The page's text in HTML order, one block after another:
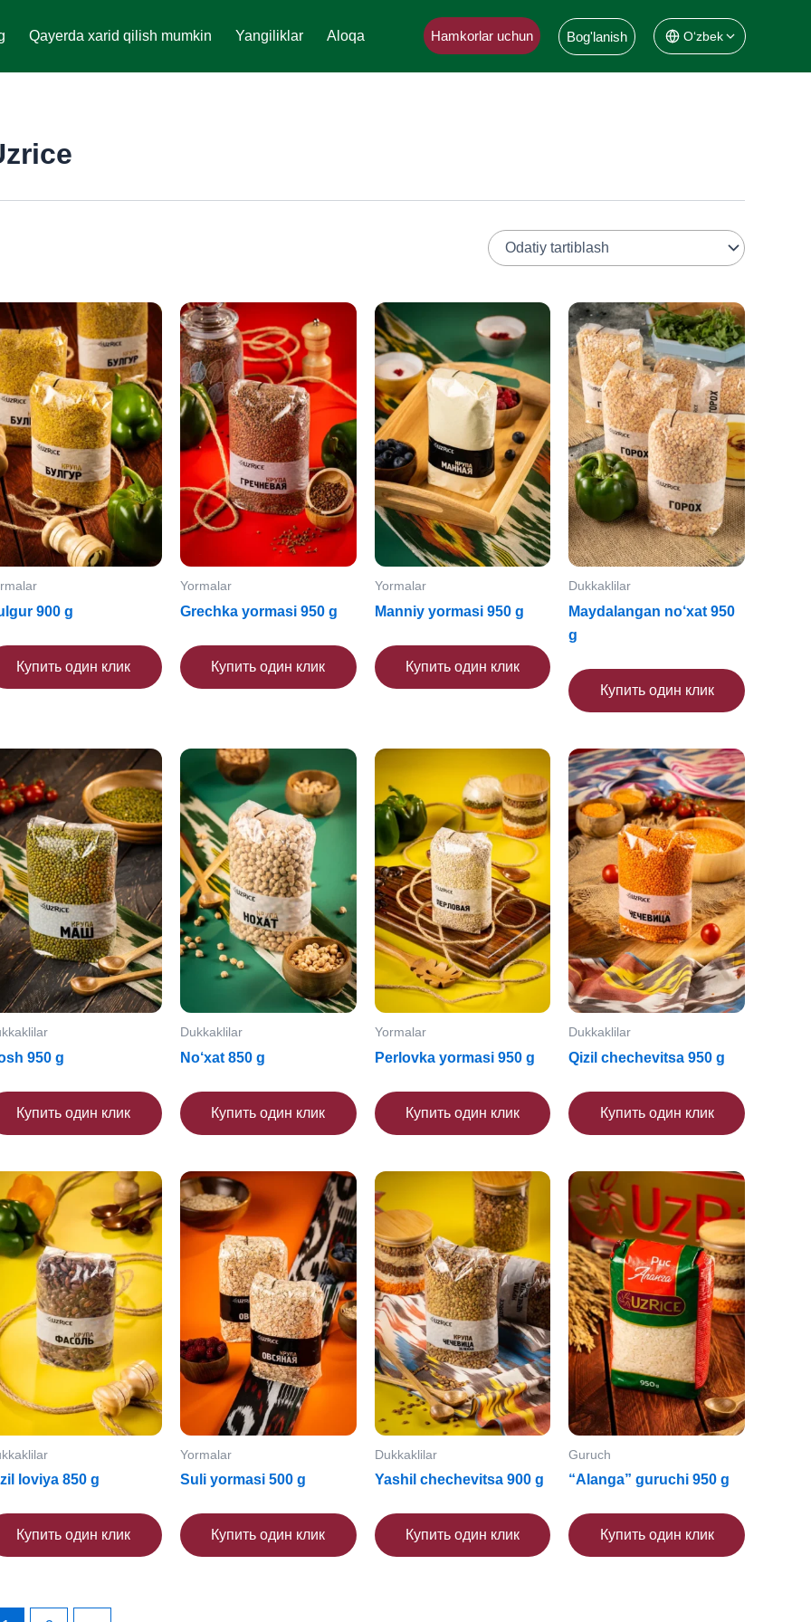
Qayerda xarid qilish mumkin Yangiliklar Aloqa Hamkorlar uchun Bog'lanish Oʻzbek
900 g
Купить один клик
Yormalar
Grechka yormasi 950 g
Купить один клик
Yormalar
Manniy yormasi 950 g
Купить один клик
Dukkaklilar
Maydalangan no‘xat 950
g
Купить один клик
950 g
Купить один клик
Dukkaklilar
No‘xat 850 g
Купить один клик
Yormalar
Perlovka yormasi 950 g
Купить один клик
Dukkaklilar
Qizil chechevitsa 950 g
Купить один клик
loviya 850 g
Купить один клик
Yormalar
Suli yormasi 500 g
Купить один клик
Dukkaklilar
Yashil chechevitsa 900 g
Купить один клик
Guruch
“Alanga” guruchi 950 g
Купить один клик